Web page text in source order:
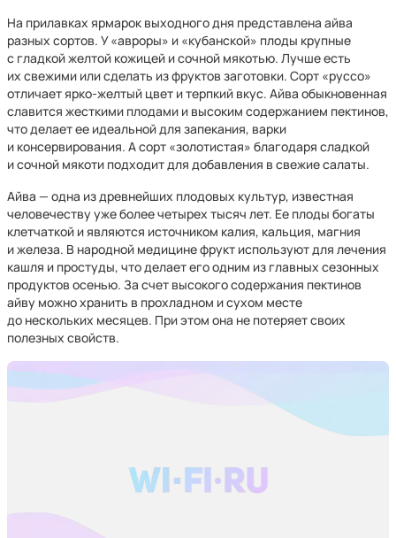
На прилавках ярмарок выходного дня представлена айва
разных сортов. У «авроры» и «кубанской» плоды крупные
с гладкой желтой кожицей и сочной мякотью. Лучше есть
их свежими или сделать из фруктов заготовки. Сорт «руссо»
отличает ярко-желтый цвет и терпкий вкус. Айва обыкновенная
славится жесткими плодами и высоким содержанием пектинов,
что делает ее идеальной для запекания, варки
и консервирования. А сорт «золотистая» благодаря сладкой
и сочной мякоти подходит для добавления в свежие салаты.
Айва — одна из древнейших плодовых культур, известная
человечеству уже более четырех тысяч лет. Ее плоды богаты
клетчаткой и являются источником калия, кальция, магния
и железа. В народной медицине фрукт используют для лечения
кашля и простуды, что делает его одним из главных сезонных
продуктов осенью. За счет высокого содержания пектинов
айву можно хранить в прохладном и сухом месте
до нескольких месяцев. При этом она не потеряет своих
полезных свойств.